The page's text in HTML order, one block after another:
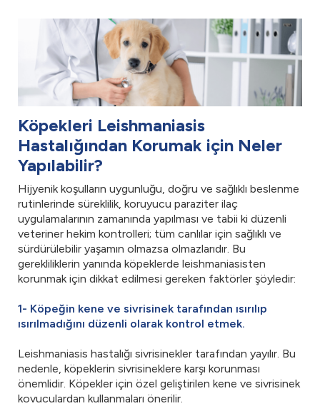
Köpekleri Leishmaniasis
Hastalığından Korumak için Neler
Yapılabilir?
Hijyenik koşulların uygunluğu, doğru ve sağlıklı beslenme
rutinlerinde süreklilik, koruyucu paraziter ilaç
uygulamalarının zamanında yapılması ve tabii ki düzenli
veteriner hekim kontrolleri; tüm canlılar için sağlıklı ve
sürdürülebilir yaşamın olmazsa olmazlarıdır. Bu
gerekliliklerin yanında köpeklerde leishmaniasisten
korunmak için dikkat edilmesi gereken faktörler şöyledir:
1- Köpeğin kene ve sivrisinek tarafından ısırılıp
ısırılmadığını düzenli olarak kontrol etmek.
Leishmaniasis hastalığı sivrisinekler tarafından yayılır. Bu
nedenle, köpeklerin sivrisineklere karşı korunması
önemlidir. Köpekler için özel geliştirilen kene ve sivrisinek
kovuculardan kullanmaları önerilir.